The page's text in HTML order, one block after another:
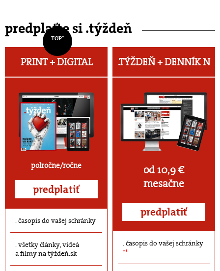
predplaťte si .týždeň
TOP*
PRINT + DIGITAL
polročne/ročne
predplatiť
časopis do vašej schránky
všetky články, videá
a filmy na týždeň.sk
.TÝŽDEŇ +DENNÍK N
od 10,9 €
mesačne
predplatiť
časopis do vašej schránky
**